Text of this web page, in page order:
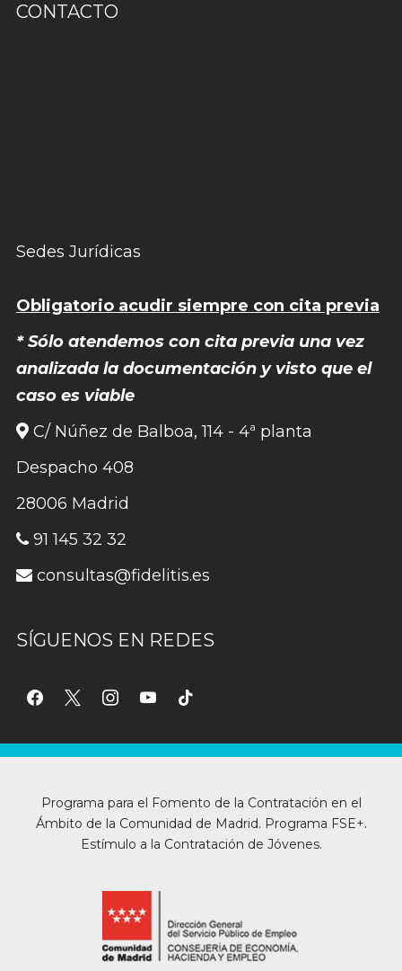
CONTACTO
Sedes Jurídicas
Obligatorio acudir siempre con cita previa
* Sólo atendemos con cita previa una vez
analizada la documentación y visto que el
caso es viable
C/ Núñez de Balboa, 114 - 4ª planta
Despacho 408
28006 Madrid
91 145 32 32
consultas@fidelitis.es
SÍGUENOS EN REDES
facebook
x instagramyoutubetiktok
Programa para el Fomento de la Contratación en el
Ámbito de la Comunidad de Madrid. Programa FSE+.
Estímulo a la Contratación de Jóvenes.